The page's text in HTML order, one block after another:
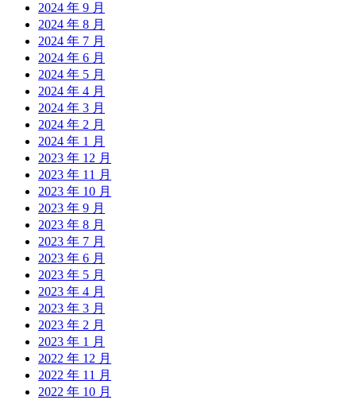
2024 年 9 月
2024 年 8 月
2024 年 7 月
2024 年 6 月
2024 年 5 月
2024 年 4 月
2024 年 3 月
2024 年 2 月
2024 年 1 月
2023 年 12 月
2023 年 11 月
2023 年 10 月
2023 年 9 月
2023 年 8 月
2023 年 7 月
2023 年 6 月
2023 年 5 月
2023 年 4 月
2023 年 3 月
2023 年 2 月
2023 年 1 月
2022 年 12 月
2022 年 11 月
2022 年 10 月